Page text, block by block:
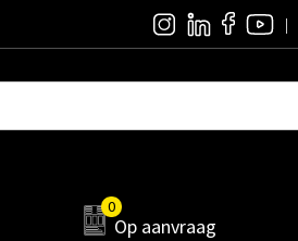
0
Op aanvraag